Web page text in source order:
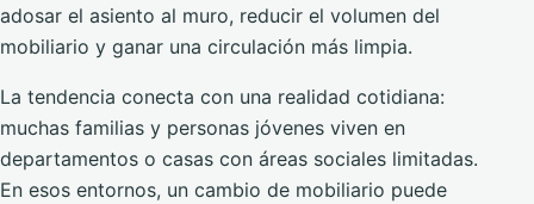
adosar el asiento al muro, reducir el volumen del
mobiliario y ganar una circulación más limpia.
La tendencia conecta con una realidad cotidiana:
muchas familias y personas jóvenes viven en
departamentos o casas con áreas sociales limitadas.
En esos entornos, un cambio de mobiliario puede